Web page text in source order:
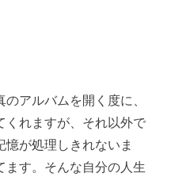
アルバムを開く度に、
くれますが、それ以外で
が処理しきれないま
ます。そんな自分の人生